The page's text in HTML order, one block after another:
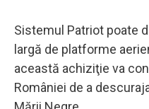
Sistemul Patriot poate
largă de platforme
această achiziţie va
României de a